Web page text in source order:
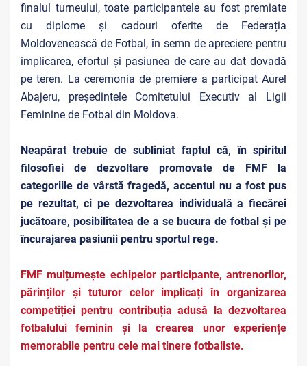
finalul turneului, toate participantele au fost premiate
cu diplome și cadouri oferite de Federația
Moldovenească de Fotbal, în semn de apreciere pentru
implicarea, efortul și pasiunea de care au dat dovadă
pe teren. La ceremonia de premiere a participat Aurel
Abajeru, președintele Comitetului Executiv al Ligii
Feminine de Fotbal din Moldova.
Neapărat trebuie de subliniat faptul că, în spiritul
filosofiei de dezvoltare promovate de FMF la
categoriile de vârstă fragedă, accentul nu a fost pus
pe rezultat, ci pe dezvoltarea individuală a fiecărei
jucătoare, posibilitatea de a se bucura de fotbal și pe
încurajarea pasiunii pentru sportul rege.
FMF mulțumește echipelor participante, antrenorilor,
părinților și tuturor celor implicați în organizarea
competiției pentru contribuția adusă la dezvoltarea
fotbalului feminin și la crearea unor experiențe
memorabile pentru cele mai tinere fotbaliste.